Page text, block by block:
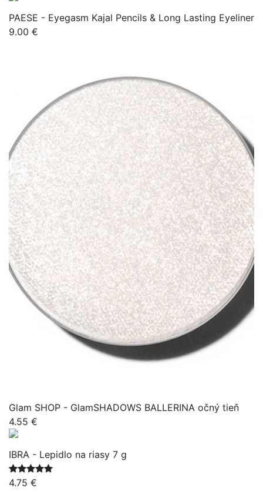
PAESE - Eyegasm Kajal Pencils & Long Lasting Eyeliner
9.00 €
Glam SHOP - GlamSHADOWS BALLERINA očný tieň
4.55 €
IBRA - Lepidlo na riasy 7 g
4.75 €